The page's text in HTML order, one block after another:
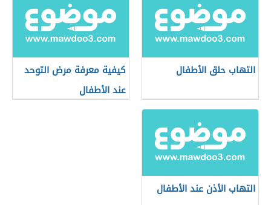
التهاب حلق الأطفال
كيفية معرفة مرض التوحد
عند الأطفال
التهاب الأذن عند الأطفال